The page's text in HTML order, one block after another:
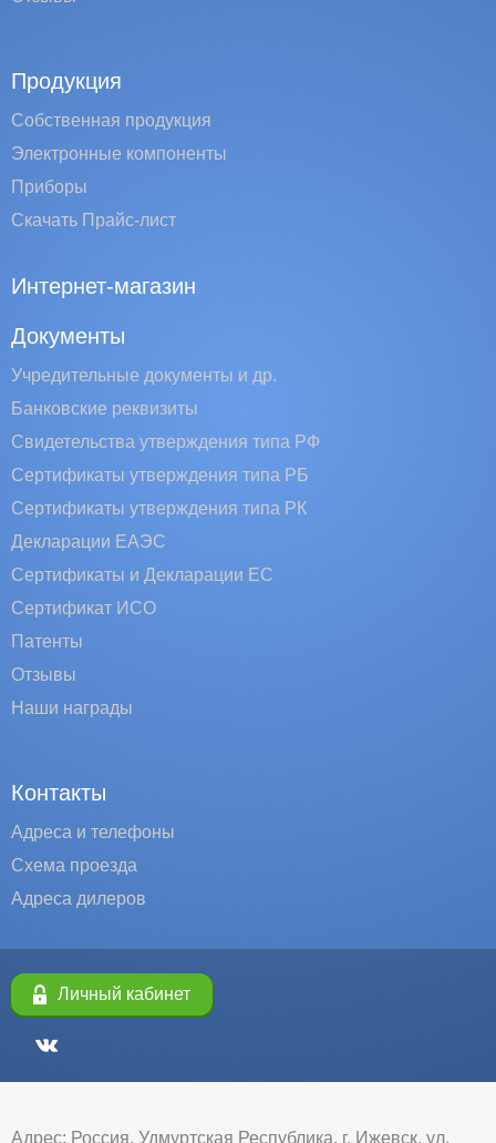
Продукция
Собственная продукция
Электронные компоненты
Приборы
Скачать Прайс-лист
Интернет-магазин
Документы
Учредительные документы и др.
Банковские реквизиты
Свидетельства утверждения типа РФ
Сертификаты утверждения типа РБ
Сертификаты утверждения типа РК
Декларации ЕАЭС
Сертификаты и Декларации EC
Сертификат ИСО
Патенты
Отзывы
Наши награды
Контакты
Адреса и телефоны
Схема проезда
Адреса дилеров
Личный кабинет
Адрес: Россия, Удмуртская Республика, г. Ижевск, ул.